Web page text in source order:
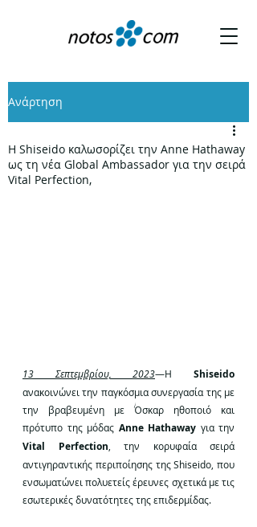
Ανάρτηση
Η Shiseido καλωσορίζει την Anne Hathaway
ως τη νέα Global Ambassador για την σειρά
Vital Perfection,
13 Σεπτεμβρίου, 2023―Η
ανακοινώνει την παγκόσμια συνεργασία της με
την βραβευμένη με Όσκαρ ηθοποιό και
πρότυπο της μόδας Anne Hathaway
Vital Perfection , την κορυφαία σειρά
αντιγηραντικής περιποίησης της Shiseido, που
ενσωματώνει πολυετείς έρευνες σχετικά με τις
εσωτερικές δυνατότητες της επιδερμίδας.